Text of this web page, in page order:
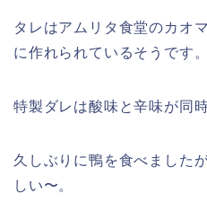
タレはアムリタ食堂のカオ
に作れられているそうです。
特製ダレは酸味と辛味が同
久しぶりに鴨を食べました
しい〜。